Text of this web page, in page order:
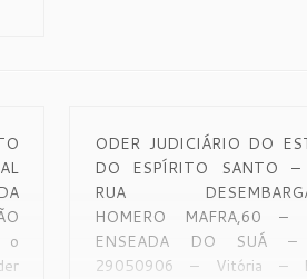
o
ODER JUDICIÁRIO DO
DO ESPÍRITO SANTO –
RUA
HOMERO MAFRA,60 –
ENSEADA DO SUÁ –
29050906 – Vitória –